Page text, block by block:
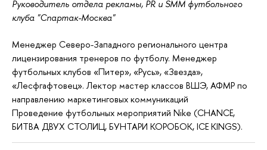
Руководитель отдела рекламы, PR и SMM футбольного
клуба "Спартак-​Москва"
Менеджер Северо-Западного регионального центра
лицензирования тренеров по футболу. Менеджер
футбольных клубов «Питер», «Русь», «Звезда»,
«Лесфгафтовец». Лектор мастер классов ВШЭ, АФМР по
направлению маркетинговых коммуникаций
Проведение футбольных мероприятий Nike (CHANCE,
БИТВА ДВУХ СТОЛИЦ, БУНТАРИ КОРОБОК, ICE KINGS).